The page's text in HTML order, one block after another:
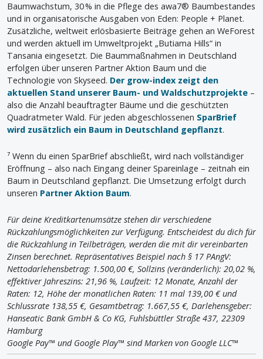
Baumwachstum, 30 % in die Pflege des awa7® Baumbestandes
und in organisatorische Ausgaben von Eden: People + Planet.
Zusätzliche, weltweit erlösbasierte Beiträge gehen an WeForest
und werden aktuell im Umweltprojekt „Butiama Hills“ in
Tansania eingesetzt. Die Baummaßnahmen in Deutschland
erfolgen über unseren Partner Aktion Baum und die
Technologie von Skyseed. Der grow-index zeigt den
aktuellen Stand unserer Baum- und Waldschutzprojekte –
also die Anzahl beauftragter Bäume und die geschützten
Quadratmeter Wald. Für jeden abgeschlossenen SparBrief
wird zusätzlich ein Baum in Deutschland gepflanzt.
⁷ Wenn du einen SparBrief abschließt, wird nach vollständiger
Eröffnung – also nach Eingang deiner Spareinlage – zeitnah ein
Baum in Deutschland gepflanzt. Die Umsetzung erfolgt durch
unseren Partner Aktion Baum.
Für deine Kreditkartenumsätze stehen dir verschiedene
Rückzahlungsmöglichkeiten zur Verfügung. Entscheidest du dich für
die Rückzahlung in Teilbeträgen, werden die mit dir vereinbarten
Zinsen berechnet. Repräsentatives Beispiel nach § 17 PAngV:
Nettodarlehensbetrag: 1.500,00 €, Sollzins (veränderlich): 20,02 %,
effektiver Jahreszins: 21,96 %, Laufzeit: 12 Monate, Anzahl der
Raten: 12, Höhe der monatlichen Raten: 11 mal 139,00 € und
Schlussrate 138,55 €, Gesamtbetrag: 1.667,55 €, Darlehensgeber:
Hanseatic Bank GmbH & Co KG, Fuhlsbüttler Straße 437, 22309
Hamburg
Google Pay™ und Google Play™ sind Marken von Google LLC™